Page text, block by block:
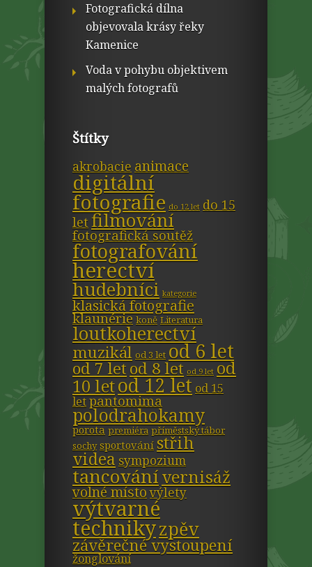
Fotografická dílna
objevovala krásy řeky
Kamenice
Voda v pohybu objektivem
malých fotografů
Štítky
akrobacie animace
digitální
fotografie do 12 let do 15
let filmování
fotografická soutěž
fotografování
herectví
hudebníci kategorie
klasická fotografie
klaunérie koně Literatura
loutkoherectví
muzikál od 3 let od 6 let
od 7 letod 8 let od 9 let od
10 letod 12 let od 15
letpantomima
polodrahokamy
porota premiéra příměstský tábor
sochy sportování střih
videa sympozium
tancovánívernisáž
volné místovýlety
výtvarné
technikyzpěv
závěrečné vystoupení
žonglování